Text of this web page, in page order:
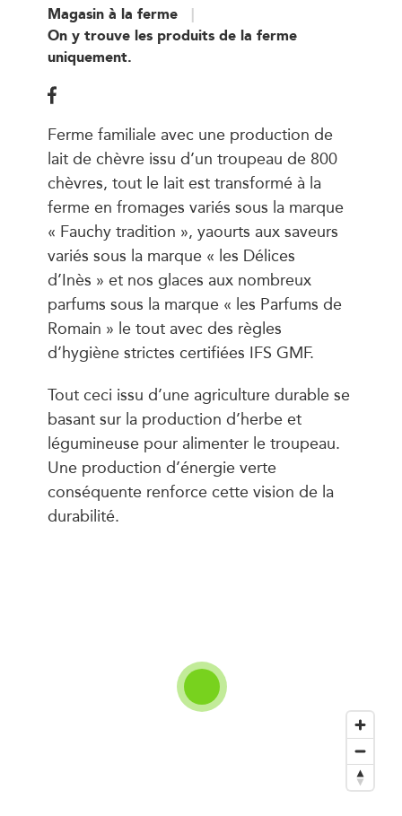
Magasin à la ferme
On y trouve les produits de la ferme
uniquement.
Ferme familiale avec une production de
lait de chèvre issu d’un troupeau de 800
chèvres, tout le lait est transformé à la
ferme en fromages variés sous la marque
« Fauchy tradition », yaourts aux saveurs
variés sous la marque « les Délices
d’Inès » et nos glaces aux nombreux
parfums sous la marque « les Parfums de
Romain » le tout avec des règles
d’hygiène strictes certifiées IFS GMF.
Tout ceci issu d’une agriculture durable se
basant sur la production d’herbe et
légumineuse pour alimenter le troupeau.
Une production d’énergie verte
conséquente renforce cette vision de la
durabilité.